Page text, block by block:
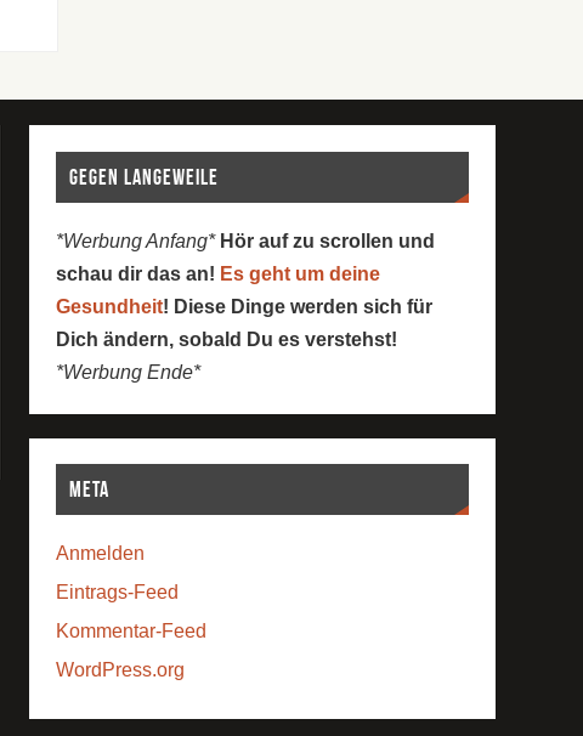
Gegen Langeweile
*Werbung Anfang* Hör auf zu scrollen und
schau dir das an! Es geht um deine
Gesundheit! Diese Dinge werden sich für
Dich ändern, sobald Du es verstehst!
*Werbung Ende*
Meta
Anmelden
Eintrags-Feed
Kommentar-Feed
WordPress.org